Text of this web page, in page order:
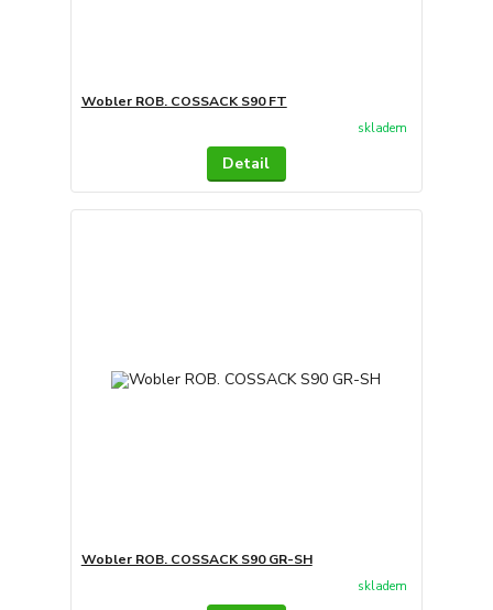
Wobler ROB. COSSACK S90 FT
skladem
Detail
Wobler ROB. COSSACK S90 GR-SH
skladem